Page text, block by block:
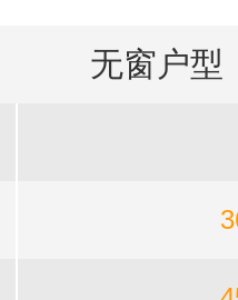
无窗户型